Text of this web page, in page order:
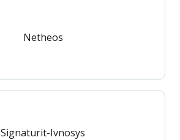
Netheos
Signaturit-Ivnosys